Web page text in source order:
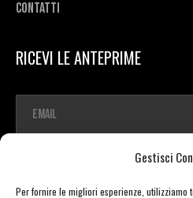
Gestisci
Per fornire le migliori esperienze, utilizziamo
Contatti
RICEVI LE ANTEPRIME
a